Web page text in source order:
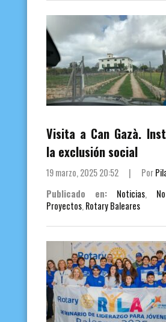
Visita a Can Gazà.
la exclusión social
19 marzo, 2025 20:52 | Por
Publicado en:
Noticias,
Proyectos, Rotary Baleares